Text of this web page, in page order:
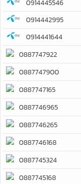
0914445546
0914442995
0914441644
0887747922
0887747900
0887747165
0887746965
0887746265
0887746168
0887745324
0887745168